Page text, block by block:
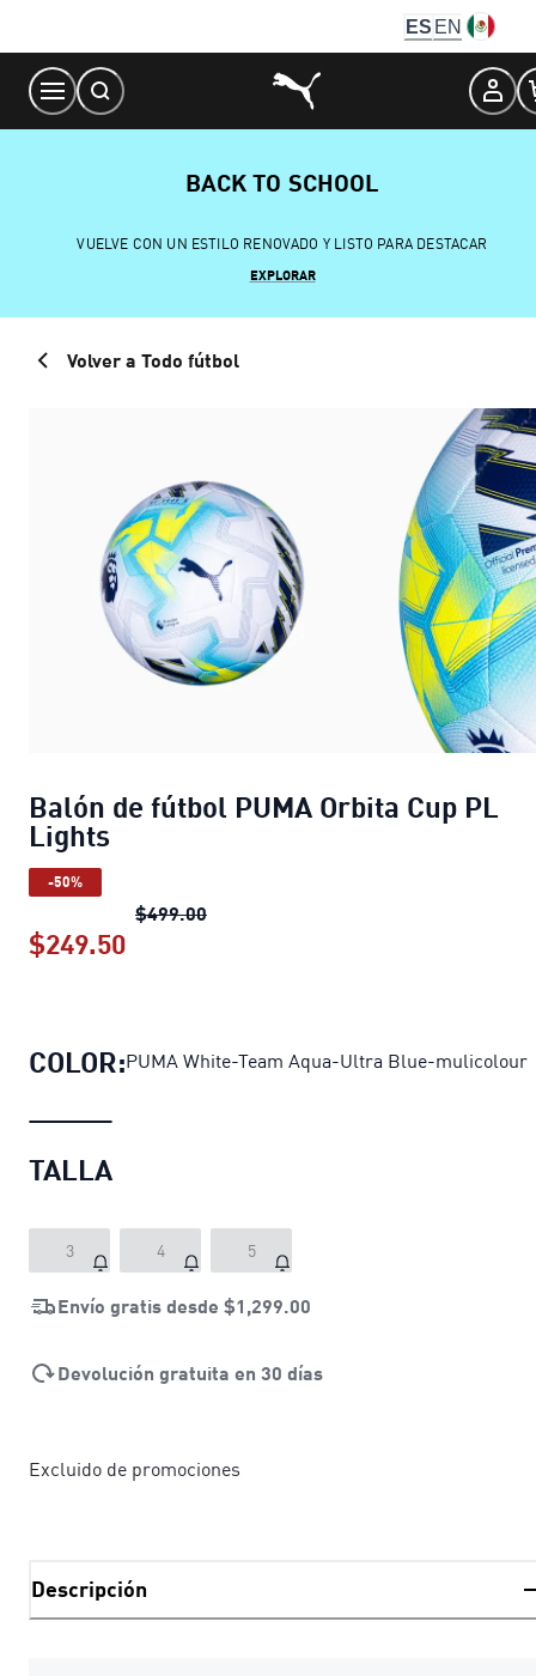
Content
ES EN
BACK TO SCHOOL
VUELVE CON UN ESTILO RENOVADO Y LISTO PARA DESTACAR
EXPLORAR
Volver a Todo fútbol
Balón de fútbol PUMA Orbita Cup PL
Lights
-50%
$499.00Balón de fútbol PUMA Orbita Cup PL
$249.50
COLOR:PUMA White-Team Aqua-Ultra Blue-mulicolour
TALLA
3 4 5
Envío gratis desde $1,299.00
Devolución gratuita en 30 días
Excluido de promociones
Descripción